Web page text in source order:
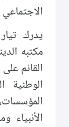
يدرك
مكتبه
القائم
الوطنية
الأنبياء